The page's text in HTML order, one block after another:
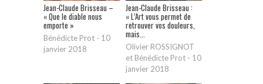
Jean-Claude Brisseau –
« Que le diable nous
emporte »
Bénédicte Prot - 10
janvier 2018
Jean-Claude Brisseau :
« L’Art vous permet de
retrouver vos douleurs,
mais...
Olivier ROSSIGNOT
et Bénédicte Prot - 10
janvier 2018